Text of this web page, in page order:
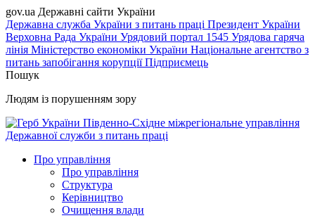
gov.ua Державні сайти України
Державна служба України з питань праці Президент України
Верховна Рада України Урядовий портал 1545 Урядова гаряча
лінія Міністерство економіки України Національне агентство з
питань запобігання корупціїПідприємець
Пошук
Людям із порушенням зору
Південно-Східне міжрегіональне управління
Державної служби з питань праці
Про управління
Про управління
Структура
Керівництво
Очищення влади